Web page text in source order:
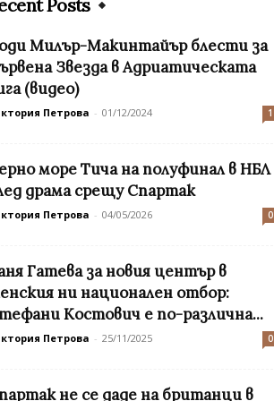
Posts
Милър-Макинтайър блести за
Звезда в Адриатическата
(видео)
Петрова - 01/12/2024 1
море Тича на полуфинал в НБЛ
драма срещу Спартак
Петрова - 04/05/2026 0
Гатева за новия център в
ни национален отбор:
Костович е по-различна...
Петрова - 25/11/2025 0
не се даде на британци в